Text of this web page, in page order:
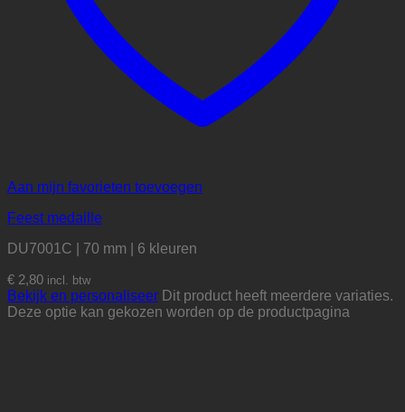
Aan mijn favorieten toevoegen
Feest medaille
DU7001C | 70 mm | 6 kleuren
€ 2,80 incl. btw
Bekijk en personaliseer Dit product heeft meerdere variaties.
Deze optie kan gekozen worden op de productpagina